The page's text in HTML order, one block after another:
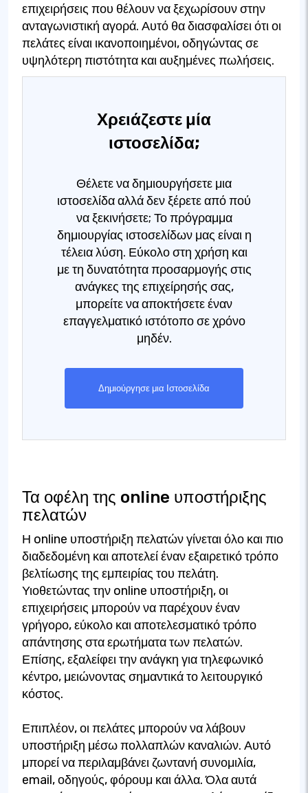
επιχειρήσεις που θέλουν να ξεχωρίσουν στην
ανταγωνιστική αγορά. Αυτό θα διασφαλίσει ότι οι
πελάτες είναι ικανοποιημένοι, οδηγώντας σε
υψηλότερη πιστότητα και αυξημένες πωλήσεις.
Χρειάζεστε μία
ιστοσελίδα;
Θέλετε να δημιουργήσετε μια
ιστοσελίδα αλλά δεν ξέρετε από πού
να ξεκινήσετε; Το πρόγραμμα
δημιουργίας ιστοσελίδων μας είναι η
τέλεια λύση. Εύκολο στη χρήση και
με τη δυνατότητα προσαρμογής στις
ανάγκες της επιχείρησής σας,
μπορείτε να αποκτήσετε έναν
επαγγελματικό ιστότοπο σε χρόνο
μηδέν.
Δημιούργησε μια Ιστοσελίδα
Τα οφέλη της online υποστήριξης
πελατών
Η online υποστήριξη πελατών γίνεται όλο και πιο
διαδεδομένη και αποτελεί έναν εξαιρετικό τρόπο
βελτίωσης της εμπειρίας του πελάτη.
Υιοθετώντας την online υποστήριξη, οι
επιχειρήσεις μπορούν να παρέχουν έναν
γρήγορο, εύκολο και αποτελεσματικό τρόπο
απάντησης στα ερωτήματα των πελατών.
Επίσης, εξαλείφει την ανάγκη για τηλεφωνικό
κέντρο, μειώνοντας σημαντικά το λειτουργικό
κόστος.
Επιπλέον, οι πελάτες μπορούν να λάβουν
υποστήριξη μέσω πολλαπλών καναλιών. Αυτό
μπορεί να περιλαμβάνει ζωντανή συνομιλία,
email, οδηγούς, φόρουμ και άλλα. Όλα αυτά